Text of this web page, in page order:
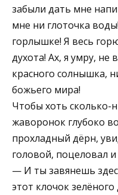
забыли дать мне
мне ни глоточка
горлышке! Я весь
духота! Ах, я умру,
красного солнышка,
божьего мира!
Чтобы хоть сколько-
жаворонок глубоко
прохладный дёрн,
головой, поцеловал и
— И ты завянешь
этот клочок